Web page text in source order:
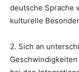
deutsche Sprache
kulturelle
2. Sich an